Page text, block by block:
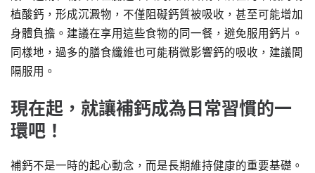
植酸鈣，形成沉澱物，不僅阻礙鈣質被吸收，甚至可能增加
身體負擔。建議在享用這些食物的同一餐，避免服用鈣片。
同樣地，過多的膳食纖維也可能稍微影響鈣的吸收，建議間
隔服用。
現在起，就讓補鈣成為日常習慣的一
環吧！
補鈣不是一時的起心動念，而是長期維持健康的重要基礎。